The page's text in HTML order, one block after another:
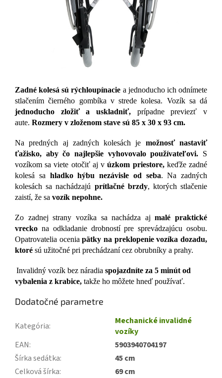
Zadné kolesá sú rýchloupínacie a jednoducho ich odnímete
stlačením čierného gombíka v strede kolesa. Vozík sa dá
jednoducho zložiť a uskladniť, prípadne previezť v
aute. Rozmery v zloženom stave sú 85 x 30 x 93 cm.
Na predných aj zadných kolesách je možnosť nastaviť
ťažisko, aby čo najlepšie vyhovovalo používateľovi. S
vozíkom sa viete otočiť aj v úzkom priestore, keďže zadné
kolesá sa hladko hýbu nezávisle od seba. Na zadných
kolesách sa nachádzajú prítlačné brzdy, ktorých stlačenie
zaistí, že sa vozík nepohne.
Zo zadnej strany vozíka sa nachádza ajmalé praktické
vrecko na odkladanie drobností pre sprevádzajúcu osobu.
Opatrovatelia oceniapätky na preklopenie vozíka dozadu,
ktoré sú užitočné pri prechádzaní cez obrubníky a prahy.
Invalidný vozík bez náradia spojazdníte za 5 minút od
vybalenia z krabice, takže ho môžete hneď používať.
Dodatočné parametre
Kategória:
Mechanické invalidné
vozíky
EAN:
5903940704197
Šírka sedátka:
45 cm
Celková šírka:
69 cm